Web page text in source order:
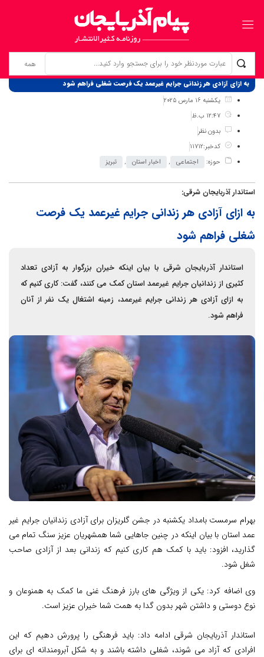
برگ نخست
نوشته‌ها
به ازای آزادی هر زندانی جرایم غیرعمد یک فرصت شغلی فراهم شود
یکشنبه 16 مارس 2025
12:47 ب.ظ
بدون نظر
کدخبر:11712
حوزه:
اجتماعی , اخبار استان , تبریز
استاندار آذربایجان شرقی:
به ازای آزادی هر زندانی جرایم غیرعمد یک فرصت
شغلی فراهم شود
استاندار آذربایجان شرقی با بیان اینکه خیران بزرگوار به آزادی تعداد
کثیری از زندانیان جرایم غیرعمد استان کمک‌ می کنند، گفت: کاری کنیم که
به ازای آزادی هر زندانی جرایم غیرعمد، زمینه اشتغال یک نفر از آنان
فراهم شود.
بهرام سرمست بامداد یکشنبه در جشن گلریزان برای آزادی زندانیان جرایم غیر
عمد استان با بیان اینکه در چنین جاهایی شما همشهریان عزیز سنگ تمام می
گذارید، افزود: باید با کمک هم کاری کنیم که زندانی بعد از آزادی صاحب
شغل شود.
وی اضافه کرد: یکی از ویژگی های بارز فرهنگ غنی ما کمک به همنوعان و
نوع دوستی و داشتن شهر بدون گدا به همت شما خیران عزیز است.
استاندار آذربایجان شرقی ادامه داد: باید فرهنگی را پرورش دهیم که این
افرادی که آزاد می شوند، شغلی داشته باشند و به شکل آبرومندانه ای برای